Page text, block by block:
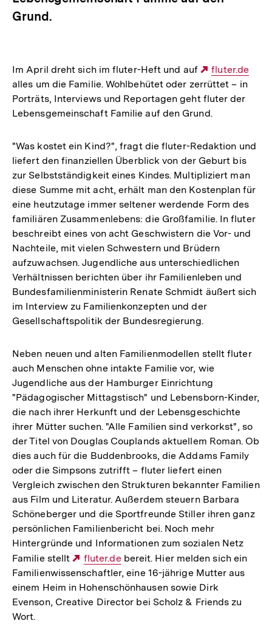
Grund.
Im April dreht sich im fluter-Heft und auf
Externer
Link:
fluter.de
alles um die Familie. Wohlbehütet oder zerrüttet – in
Porträts, Interviews und Reportagen geht fluter der
Lebensgemeinschaft Familie auf den Grund.
"Was kostet ein Kind?", fragt die fluter-Redaktion und
liefert den finanziellen Überblick von der Geburt bis
zur Selbstständigkeit eines Kindes. Multipliziert man
diese Summe mit acht, erhält man den Kostenplan für
eine heutzutage immer seltener werdende Form des
familiären Zusammenlebens: die Großfamilie. In fluter
beschreibt eines von acht Geschwistern die Vor- und
Nachteile, mit vielen Schwestern und Brüdern
aufzuwachsen. Jugendliche aus unterschiedlichen
Verhältnissen berichten über ihr Familienleben und
Bundesfamilienministerin Renate Schmidt äußert sich
im Interview zu Familienkonzepten und der
Gesellschaftspolitik der Bundesregierung.
Neben neuen und alten Familienmodellen stellt fluter
auch Menschen ohne intakte Familie vor, wie
Jugendliche aus der Hamburger Einrichtung
"Pädagogischer Mittagstisch" und Lebensborn-Kinder,
die nach ihrer Herkunft und der Lebensgeschichte
ihrer Mütter suchen. "Alle Familien sind verkorkst", so
der Titel von Douglas Couplands aktuellem Roman. Ob
dies auch für die Buddenbrooks, die Addams Family
oder die Simpsons zutrifft – fluter liefert einen
Vergleich zwischen den Strukturen bekannter Familien
aus Film und Literatur. Außerdem steuern Barbara
Schöneberger und die Sportfreunde Stiller ihren ganz
persönlichen Familienbericht bei. Noch mehr
Hintergründe und Informationen zum sozialen Netz
Familie stellt
Externer
Link:
fluter.de bereit. Hier melden sich ein
Familienwissenschaftler, eine 16-jährige Mutter aus
einem Heim in Hohenschönhausen sowie Dirk
Evenson, Creative Director bei Scholz & Friends zu
Wort.